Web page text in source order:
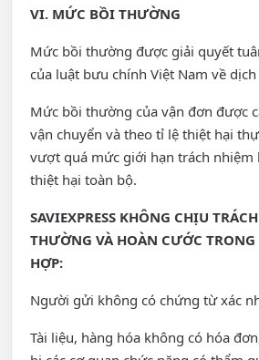
VI. MỨC BỒI THƯỜNG
Mức bồi thường được giải quyết
của luật bưu chính Việt Nam về
Mức bồi thường của vận đơn được
vận chuyển và theo tỉ lệ thiệt hại
vượt quá mức giới hạn trách
thiệt hại toàn bộ.
SAVIEXPRESS KHÔNG CHỊU
THƯỜNG VÀ HOÀN CƯỚC TRONG
HỢP:
Người gửi không có chứng từ xác
Tài liệu, hàng hóa không có hóa